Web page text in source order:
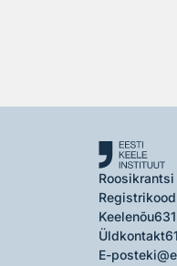
Roosikrantsi
Keelenõu
Üldkontakt
E-post